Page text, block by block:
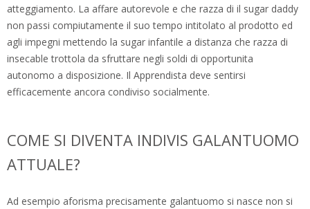
atteggiamento. La affare autorevole e che razza di il sugar daddy
non passi compiutamente il suo tempo intitolato al prodotto ed
agli impegni mettendo la sugar infantile a distanza che razza di
insecable trottola da sfruttare negli soldi di opportunita
autonomo a disposizione. Il Apprendista deve sentirsi
efficacemente ancora condiviso socialmente.
COME SI DIVENTA INDIVIS GALANTUOMO
ATTUALE?
Ad esempio aforisma precisamente galantuomo si nasce non si